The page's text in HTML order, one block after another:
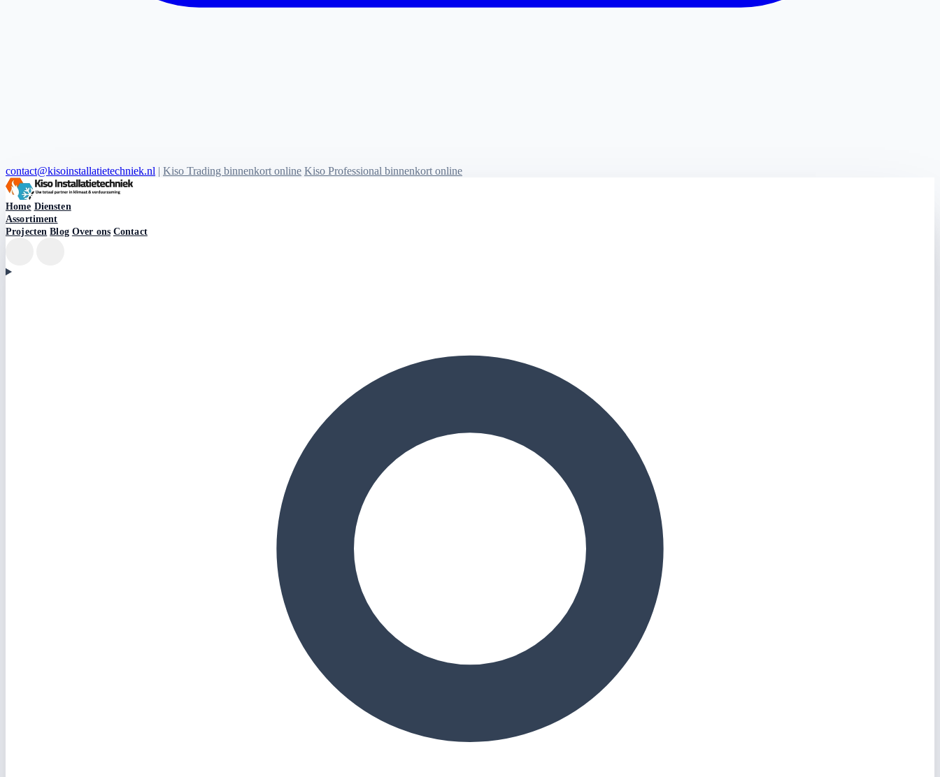
contact@kisoinstallatietechniek.nl | Kiso Trading binnenkort online Kiso Professional binnenkort online
Kiso Installatietechniek logo
Home Diensten
Assortiment
Projecten Blog Over ons Contact